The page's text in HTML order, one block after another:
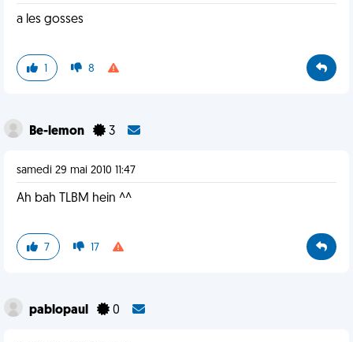
a les gosses
1 8
Be-lemon 3
samedi 29 mai 2010 11:47
Ah bah TLBM hein ^^
7 17
pablopaul 0